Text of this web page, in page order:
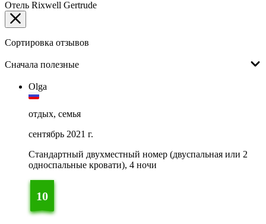
Отель Rixwell Gertrude
Сортировка отзывов
Сначала полезные
Olga
отдых, семья
сентябрь 2021 г.
Стандартный двухместный номер (двуспальная или 2
односпальные кровати), 4 ночи
10